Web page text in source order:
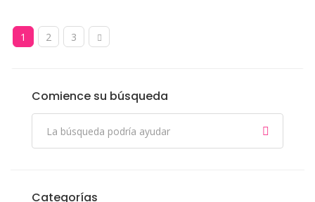
1 2 3
Comience su búsqueda
Categorías